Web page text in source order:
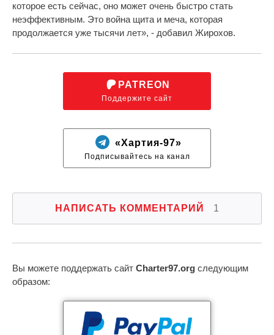
которое есть сейчас, оно может очень быстро стать
неэффективным. Это война щита и меча, которая
продолжается уже тысячи лет», - добавил Жирохов.
PATREON
Поддержите сайт
«Хартия-97»
Подписывайтесь на канал
НАПИСАТЬ КОММЕНТАРИЙ 1
Вы можете поддержать сайт Charter97.org следующим
образом: